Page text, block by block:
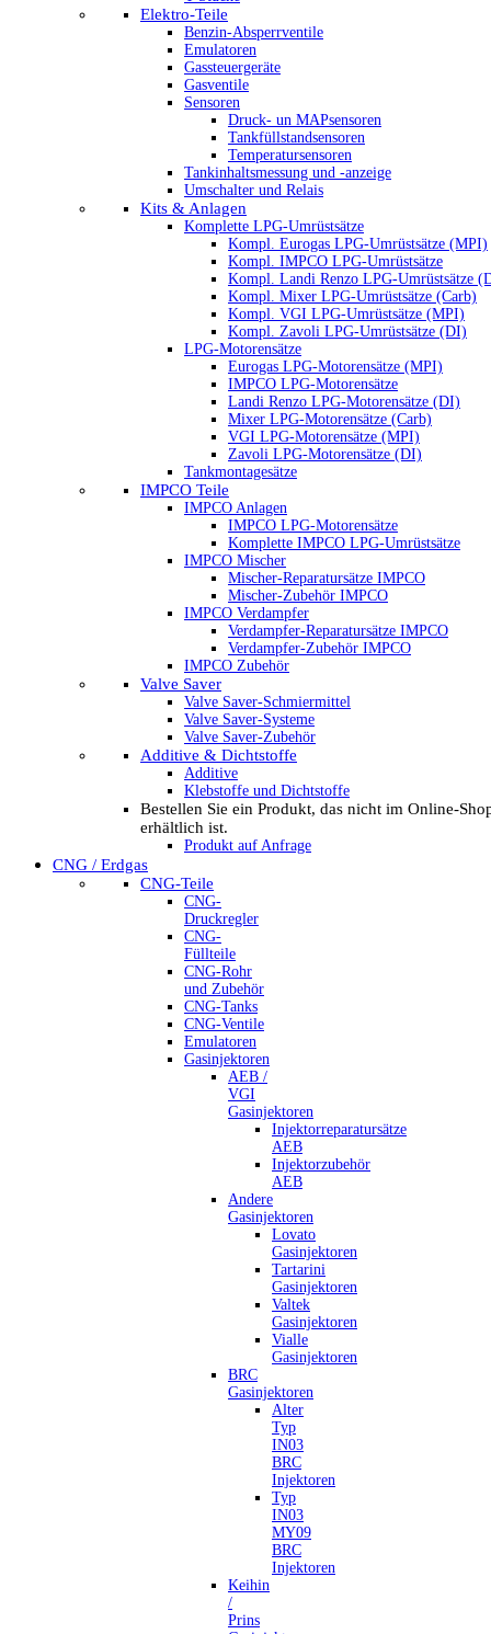
Elektro-Teile
Benzin-Absperrventile
Emulatoren
Gassteuergeräte
Gasventile
Sensoren
Druck- un MAPsensoren
Tankfüllstandsensoren
Temperatursensoren
Tankinhaltsmessung und -anzeige
Umschalter und Relais
Kits & Anlagen
Komplette LPG-Umrüstsätze
Kompl. Eurogas LPG-Umrüstsätze (MPI)
Kompl. IMPCO LPG-Umrüstsätze
Kompl. Landi Renzo LPG-Umrüstsätze
Kompl. Mixer LPG-Umrüstsätze (Carb)
Kompl. VGI LPG-Umrüstsätze (MPI)
Kompl. Zavoli LPG-Umrüstsätze (DI)
LPG-Motorensätze
Eurogas LPG-Motorensätze (MPI)
IMPCO LPG-Motorensätze
Landi Renzo LPG-Motorensätze (DI)
Mixer LPG-Motorensätze (Carb)
VGI LPG-Motorensätze (MPI)
Zavoli LPG-Motorensätze (DI)
Tankmontagesätze
IMPCO Teile
IMPCO Anlagen
IMPCO LPG-Motorensätze
Komplette IMPCO LPG-Umrüstsätze
IMPCO Mischer
Mischer-Reparatursätze IMPCO
Mischer-Zubehör IMPCO
IMPCO Verdampfer
Verdampfer-Reparatursätze IMPCO
Verdampfer-Zubehör IMPCO
IMPCO Zubehör
Valve Saver
Valve Saver-Schmiermittel
Valve Saver-Systeme
Valve Saver-Zubehör
Additive & Dichtstoffe
Additive
Klebstoffe und Dichtstoffe
Bestellen Sie ein Produkt, das nicht im Online-
erhältlich ist.
Produkt auf Anfrage
CNG / Erdgas
CNG-Teile
CNG-
Druckregler
CNG-
Füllteile
CNG-Rohr
und Zubehör
CNG-Tanks
CNG-Ventile
Emulatoren
Gasinjektoren
AEB /
VGI
Gasinjektoren
Injektorreparatursätze
AEB
Injektorzubehör
AEB
Andere
Gasinjektoren
Lovato
Gasinjektoren
Tartarini
Gasinjektoren
Valtek
Gasinjektoren
Vialle
Gasinjektoren
BRC
Gasinjektoren
Alter
Typ
IN03
BRC
Injektoren
Typ
IN03
MY09
BRC
Injektoren
Keihin
/
Prins